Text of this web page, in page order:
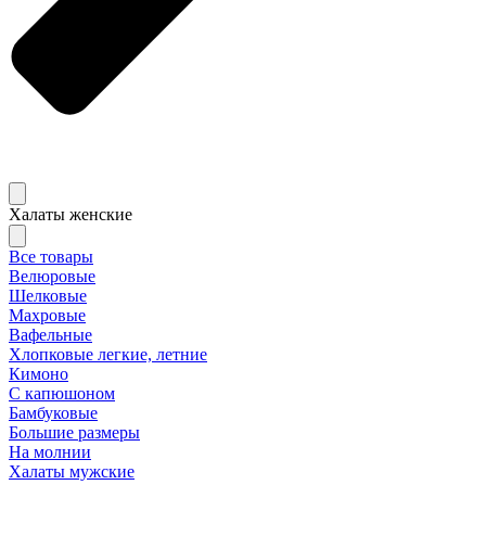
Халаты женские
Все товары
Велюровые
Шелковые
Махровые
Вафельные
Хлопковые легкие, летние
Кимоно
С капюшоном
Бамбуковые
Большие размеры
На молнии
Халаты мужские